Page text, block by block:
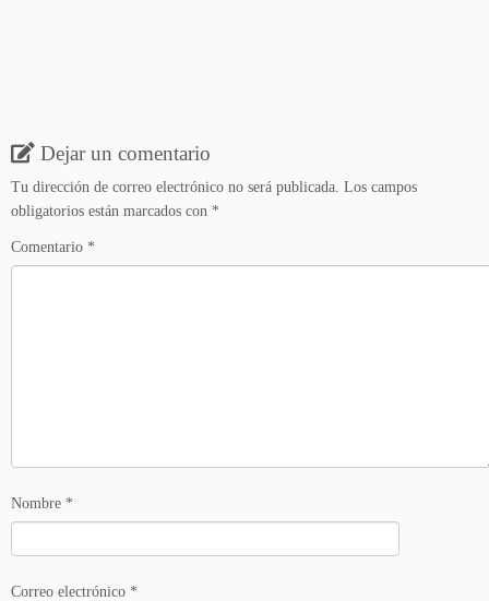
Dejar un comentario
Tu dirección de correo electrónico no será publicada. Los campos
obligatorios están marcados con *
Comentario *
Nombre *
Correo electrónico *